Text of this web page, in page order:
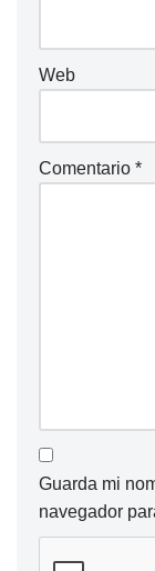
Web
Comentario *
Guarda mi
navegador